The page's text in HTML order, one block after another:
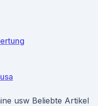
usw Beliebte Artikel